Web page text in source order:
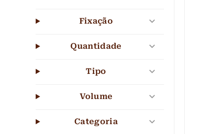
Fixação
Quantidade
Tipo
Volume
Categoria